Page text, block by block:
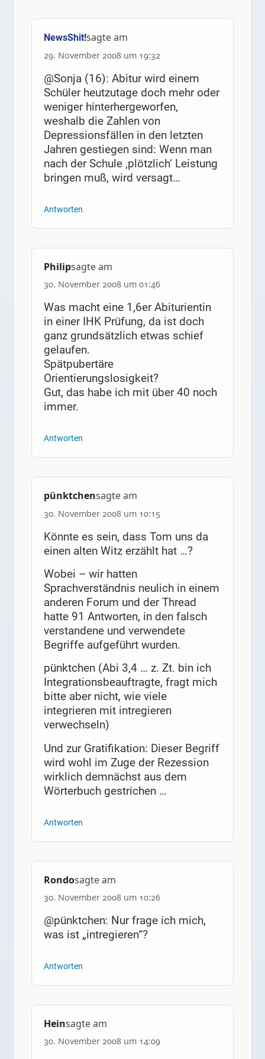
NewsShit!sagte am
29. November 2008 um 19:32
@Sonja (16): Abitur wird einem
Schüler heutzutage doch mehr oder
weniger hinterhergeworfen,
weshalb die Zahlen von
Depressionsfällen in den letzten
Jahren gestiegen sind: Wenn man
nach der Schule ‚plötzlich‘ Leistung
bringen muß, wird versagt…
Antworten
Philipsagte am
30. November 2008 um 01:46
Was macht eine 1,6er Abiturientin
in einer IHK Prüfung, da ist doch
ganz grundsätzlich etwas schief
gelaufen.
Spätpubertäre
Orientierungslosigkeit?
Gut, das habe ich mit über 40 noch
immer.
Antworten
pünktchensagte am
30. November 2008 um 10:15
Könnte es sein, dass Tom uns da
einen alten Witz erzählt hat …?
Wobei – wir hatten
Sprachverständnis neulich in einem
anderen Forum und der Thread
hatte 91 Antworten, in den falsch
verstandene und verwendete
Begriffe aufgeführt wurden.
pünktchen (Abi 3,4 … z. Zt. bin ich
Integrationsbeauftragte, fragt mich
bitte aber nicht, wie viele
integrieren mit intregieren
verwechseln)
Und zur Gratifikation: Dieser Begriff
wird wohl im Zuge der Rezession
wirklich demnächst aus dem
Wörterbuch gestrichen …
Antworten
Rondosagte am
30. November 2008 um 10:26
@pünktchen: Nur frage ich mich,
was ist „intregieren“?
Antworten
Heinsagte am
30. November 2008 um 14:09